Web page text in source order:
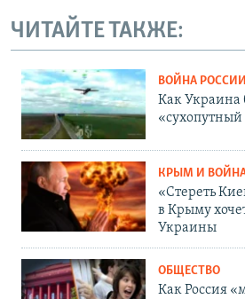
ЧИТАЙТЕ ТАКЖЕ:
ВОЙНА
Как Украина
КРЫМ И
«Стереть
в Крыму
Украины
ОБЩЕСТВО
Как Россия